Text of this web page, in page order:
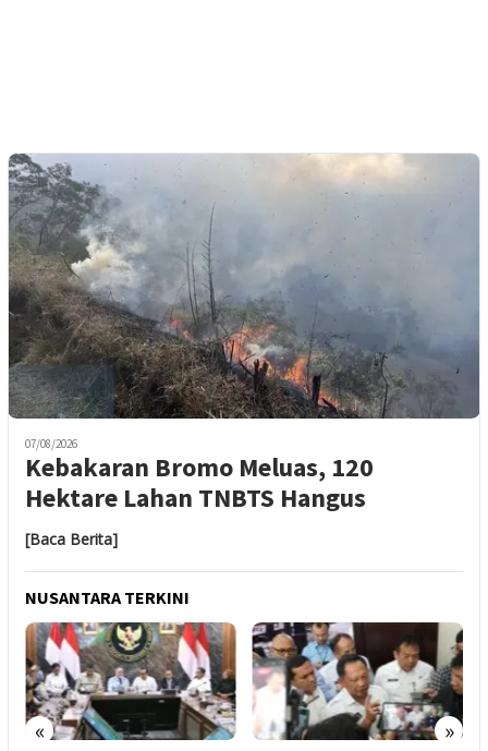
07/08/2026
Kebakaran Bromo Meluas, 120
Hektare Lahan TNBTS Hangus
[Baca Berita]
NUSANTARA TERKINI
« »